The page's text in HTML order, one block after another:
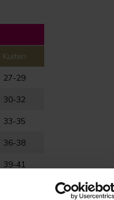
Kuiten
27-29
30-32
33-35
36-38
39-41